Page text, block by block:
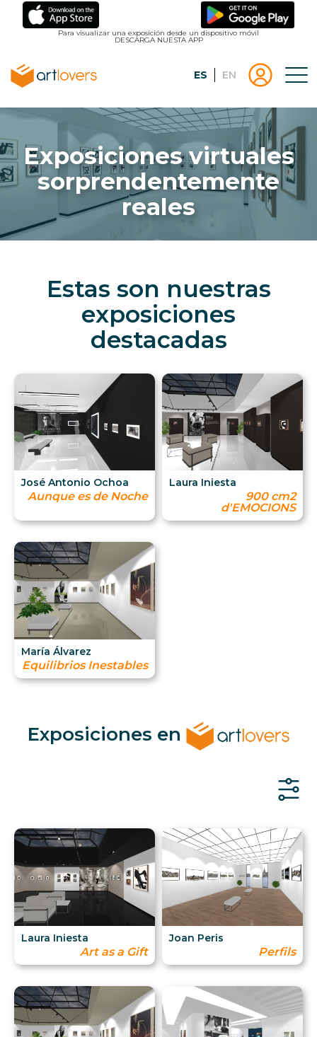
Pasar
principal
Para visualizar una exposición desde un dispositivo móvil
DESCARGA NUESTA APP
Menu
artlovers
EspañolEnglish
Menu
|
Registro
Exposiciones virtuales
sorprendentemente
reales
Estas son nuestras
exposiciones
destacadas
José Antonio Ochoa
Aunque es de Noche
Laura Iniesta
900 cm2
d'EMOCIONS
María Álvarez
Equilibrios Inestables
Exposiciones en
Laura Iniesta
Art as a Gift
Joan Peris
Perfils